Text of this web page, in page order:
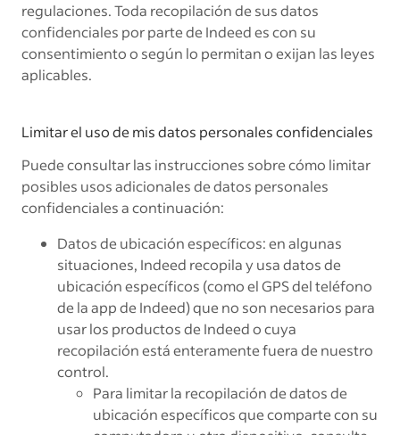
regulaciones. Toda recopilación de sus datos
confidenciales por parte de Indeed es con su
consentimiento o según lo permitan o exijan las leyes
aplicables.
Limitar el uso de mis datos personales confidenciales
Puede consultar las instrucciones sobre cómo limitar
posibles usos adicionales de datos personales
confidenciales a continuación:
Datos de ubicación específicos: en algunas
situaciones, Indeed recopila y usa datos de
ubicación específicos (como el GPS del teléfono
de la app de Indeed) que no son necesarios para
usar los productos de Indeed o cuya
recopilación está enteramente fuera de nuestro
control.
Para limitar la recopilación de datos de
ubicación específicos que comparte con su